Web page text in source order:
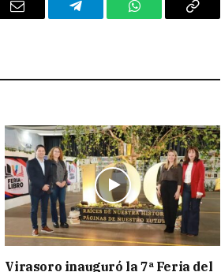
Email Telegram WhatsAppCopy
Virasoro inauguró la 7ª Feria del